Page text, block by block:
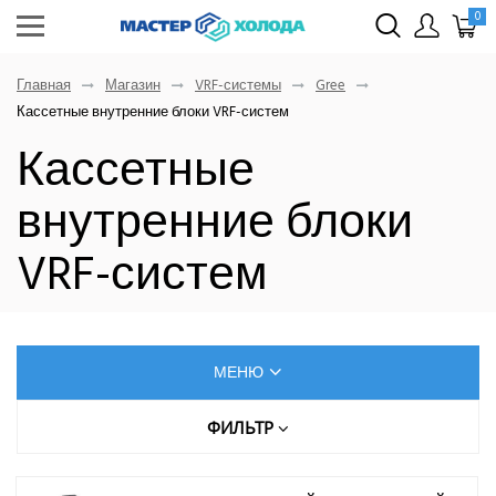
0
Главная Магазин VRF-системы
Gree
Кассетные внутренние блоки VRF-систем
Кассетные
внутренние блоки
VRF-систем
МЕНЮ
ФИЛЬТР